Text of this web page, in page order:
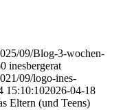
09/Blog-3-wochen-
inesbergerat
09/logo-ines-
15:10:102026-04-18
Eltern (und Teens)